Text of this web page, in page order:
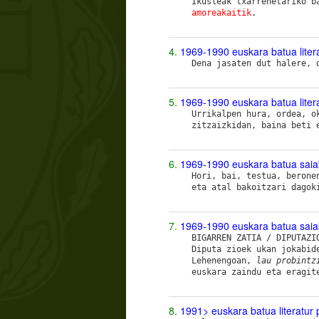
amoreakaitik.
4. 1969-1990 euskara batua
Dena jasaten dut halere,
5. 1969-1990 euskara batua
Urrikalpen hura, ordea,
zitzaizkidan, baina beti
6. 1969-1990 euskara batua
Hori, bai, testua,
eta atal bakoitzari
7. 1969-1990 euskara batua
BIGARREN ZATIA /
Diputa zioek ukan
Lehenengoan,
lau
euskara zaindu eta
8. 1991> euskara batua literatur